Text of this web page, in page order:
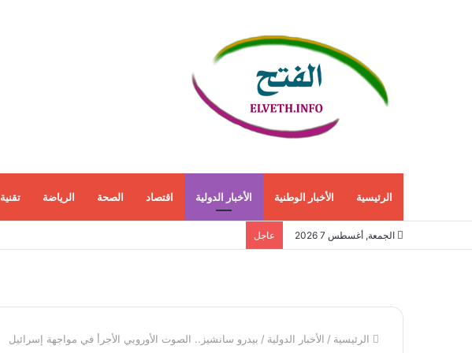
الرئيسية الأخبار الوطنية الأخبار الدولية اقتصاد الصحة الرياضة تقنية
الجمعة, أغسطس 7 2026 عاجل
الرئيسية / الأخبار الدولية / بيدرو سانشيز.. الصوت الأوروبي الأجرأ في مواجهة إسرائيل